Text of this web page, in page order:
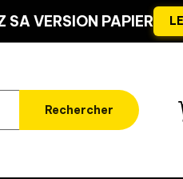
VERSION PAPIER
Rechercher